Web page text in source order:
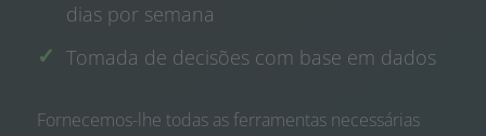
dias por semana
Tomada de decisões com base em dados
Fornecemos-lhe todas as ferramentas necessárias